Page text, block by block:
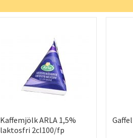
Kaffemjölk ARLA 1,5%
laktosfri 2cl100/fp